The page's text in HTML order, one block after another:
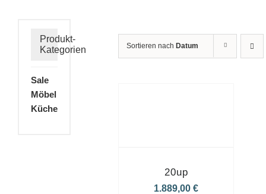
Sortieren nach Datum
20up
1.889,00€
Produkt-
Kategorien
Sale
Möbel
Küche